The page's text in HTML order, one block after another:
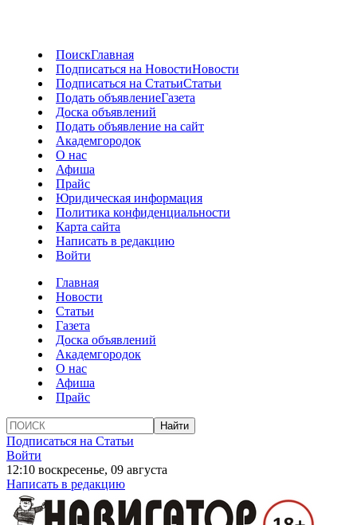
ПоискГлавная
Подписаться на НовостиНовости
Подписаться на СтатьиСтатьи
Подать объявлениеГазета
Доска объявлений
Подать объявление на сайт
Академгородок
О нас
Афиша
Прайс
Юридическая информация
Политика конфиденциальности
Карта сайта
Написать в редакцию
Войти
Главная
Новости
Статьи
Газета
Доска объявлений
Академгородок
О нас
Афиша
Прайс
Подписаться на Статьи
Войти
12:10 воскресенье, 09 августа
Написать в редакцию